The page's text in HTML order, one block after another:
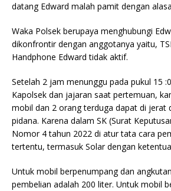
datang Edward malah pamit dengan
Waka Polsek berupaya menghubungi
dikonfrontir dengan anggotanya yaitu,
Handphone Edward tidak aktif.
Setelah 2 jam menunggu pada pukul 15
Kapolsek dan jajaran saat pertemuan,
mobil dan 2 orang terduga dapat di jerat
pidana. Karena dalam SK (Surat
Nomor 4 tahun 2022 di atur tata cara
tertentu, termasuk Solar dengan
Untuk mobil berpenumpang dan
pembelian adalah 200 liter. Untuk mobil